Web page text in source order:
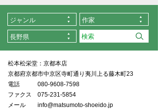
ジャンル 作家
長野県
松本松栄堂：京都本店
京都府京都市中京区寺町通り夷川上る藤木町23
電話
080-9608-7598
ファクス
075-231-5854
メール
info@matsumoto-shoeido.jp